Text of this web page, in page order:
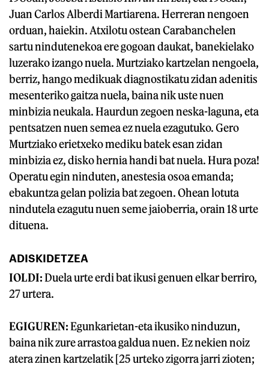
Juan Carlos Alberdi Martiarena. Herreran nengoen
orduan, haiekin. Atxilotu ostean Carabanchelen
sartu nindutenekoa ere gogoan daukat, banekielako
luzerako izango nuela. Murtziako kartzelan nengoela,
berriz, hango medikuak diagnostikatu zidan adenitis
mesenteriko gaitza nuela, baina nik uste nuen
minbizia neukala. Haurdun zegoen neska-laguna, eta
pentsatzen nuen semea ez nuela ezagutuko. Gero
Murtziako erietxeko mediku batek esan zidan
minbizia ez, disko hernia handi bat nuela. Hura poza!
Operatu egin ninduten, anestesia osoa emanda;
ebakuntza gelan polizia bat zegoen. Ohean lotuta
nindutela ezagutu nuen seme jaioberria, orain 18 urte
dituena.
ADISKIDETZEA
IOLDI:Duela urte erdi bat ikusi genuen elkar berriro,
27 urtera.
EGIGUREN:Egunkarietan-eta ikusiko ninduzun,
baina nik zure arrastoa galdua nuen. Ez nekien noiz
atera zinen kartzelatik [25 urteko zigorra jarri zioten;